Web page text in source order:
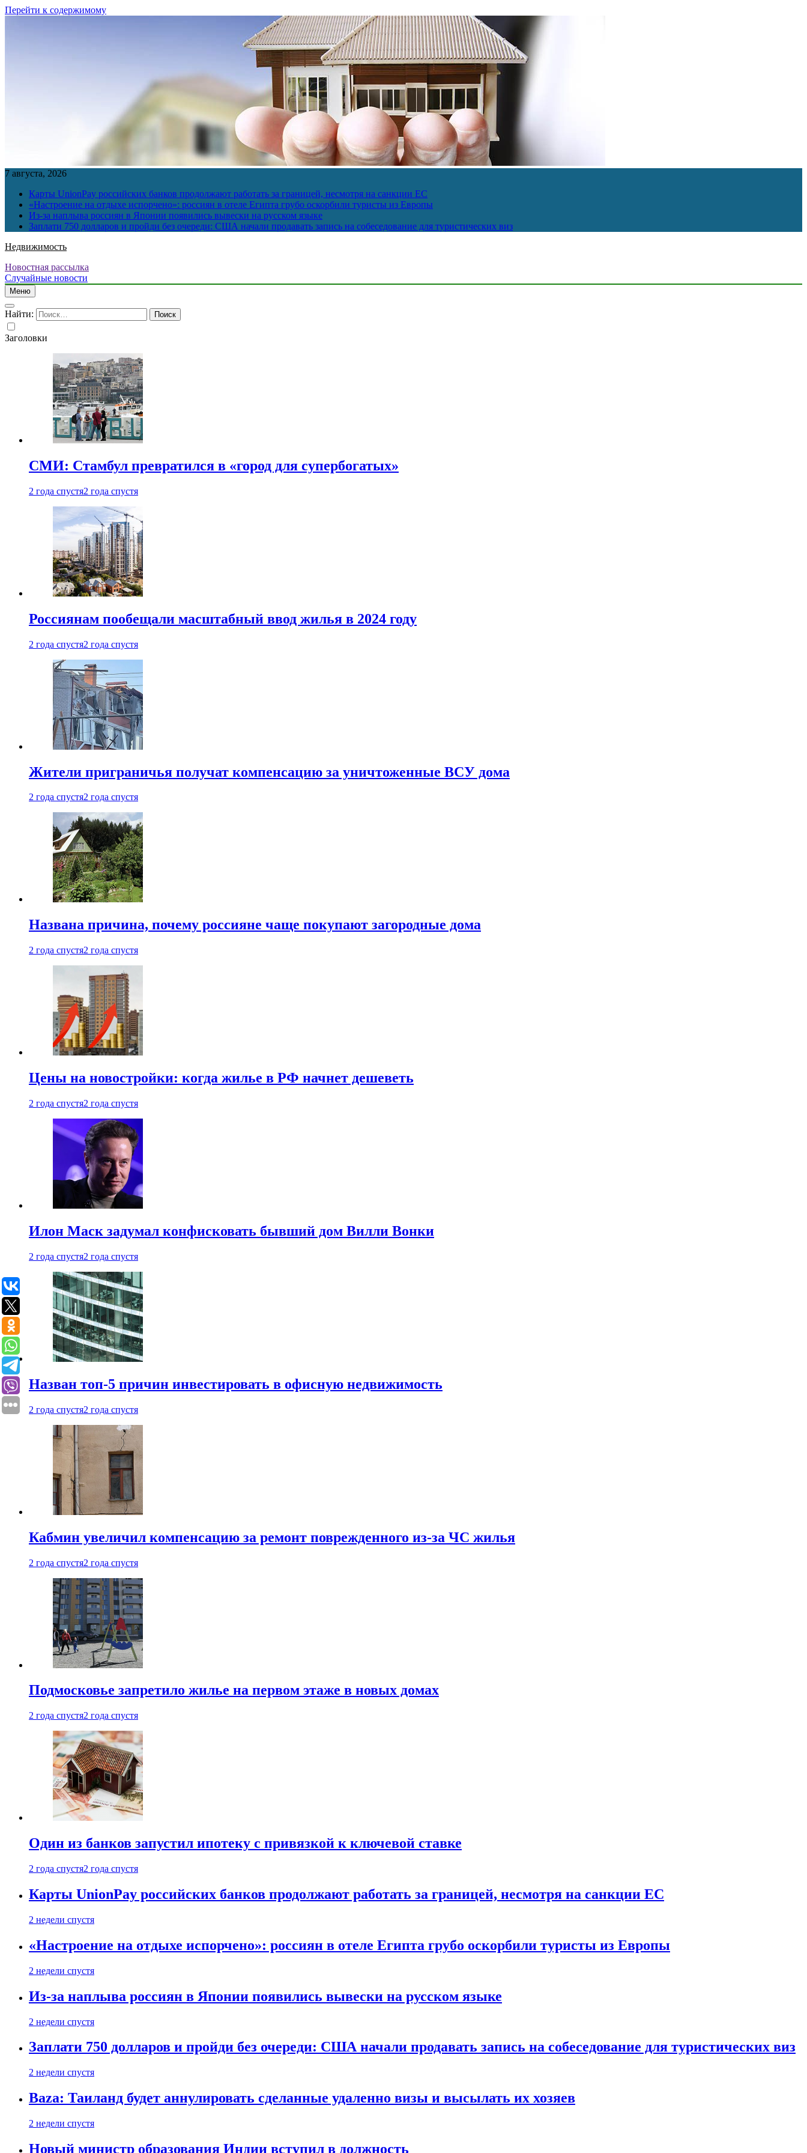
Перейти к содержимому
7 августа, 2026
Карты UnionPay российских банков продолжают работать за границей, несмотря на санкции ЕС
«Настроение на отдыхе испорчено»: россиян в отеле Египта грубо оскорбили туристы из Европы
Из-за наплыва россиян в Японии появились вывески на русском языке
Заплати 750 долларов и пройди без очереди: США начали продавать запись на собеседование для туристических виз
Недвижимость
Новостная рассылка
Случайные новости
Меню
Найти:
Заголовки
СМИ: Стамбул превратился в «город для супербогатых»
2 года спустя2 года спустя
Россиянам пообещали масштабный ввод жилья в 2024 году
2 года спустя2 года спустя
Жители приграничья получат компенсацию за уничтоженные ВСУ дома
2 года спустя2 года спустя
Названа причина, почему россияне чаще покупают загородные дома
2 года спустя2 года спустя
Цены на новостройки: когда жилье в РФ начнет дешеветь
2 года спустя2 года спустя
Илон Маск задумал конфисковать бывший дом Вилли Вонки
2 года спустя2 года спустя
Назван топ-5 причин инвестировать в офисную недвижимость
2 года спустя2 года спустя
Кабмин увеличил компенсацию за ремонт поврежденного из-за ЧС жилья
2 года спустя2 года спустя
Подмосковье запретило жилье на первом этаже в новых домах
2 года спустя2 года спустя
Один из банков запустил ипотеку с привязкой к ключевой ставке
2 года спустя2 года спустя
Карты UnionPay российских банков продолжают работать за границей, несмотря на санкции ЕС
2 недели спустя
«Настроение на отдыхе испорчено»: россиян в отеле Египта грубо оскорбили туристы из Европы
2 недели спустя
Из-за наплыва россиян в Японии появились вывески на русском языке
2 недели спустя
Заплати 750 долларов и пройди без очереди: США начали продавать запись на собеседование для туристических виз
2 недели спустя
Baza: Таиланд будет аннулировать сделанные удаленно визы и высылать их хозяев
2 недели спустя
Новый министр образования Индии вступил в должность